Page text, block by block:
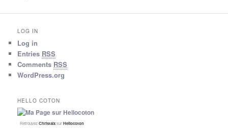
LOG IN
Log in
Entries RSS
Comments RSS
WordPress.org
HELLO COTON
RetrouvezChristalxsurHellocoton